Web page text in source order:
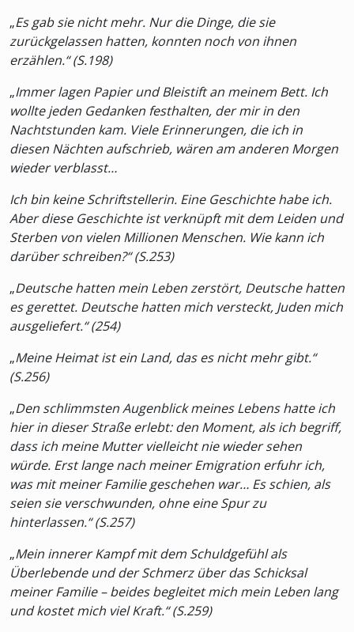
„Es gab sie nicht mehr. Nur die Dinge, die sie
zurückgelassen hatten, konnten noch von ihnen
erzählen.“ (S.198)
„Immer lagen Papier und Bleistift an meinem Bett. Ich
wollte jeden Gedanken festhalten, der mir in den
Nachtstunden kam. Viele Erinnerungen, die ich in
diesen Nächten aufschrieb, wären am anderen Morgen
wieder verblasst…
Ich bin keine Schriftstellerin. Eine Geschichte habe ich.
Aber diese Geschichte ist verknüpft mit dem Leiden und
Sterben von vielen Millionen Menschen. Wie kann ich
darüber schreiben?“ (S.253)
„Deutsche hatten mein Leben zerstört, Deutsche hatten
es gerettet. Deutsche hatten mich versteckt, Juden mich
ausgeliefert.“ (254)
„Meine Heimat ist ein Land, das es nicht mehr gibt.“
(S.256)
„Den schlimmsten Augenblick meines Lebens hatte ich
hier in dieser Straße erlebt: den Moment, als ich begriff,
dass ich meine Mutter vielleicht nie wieder sehen
würde. Erst lange nach meiner Emigration erfuhr ich,
was mit meiner Familie geschehen war… Es schien, als
seien sie verschwunden, ohne eine Spur zu
hinterlassen.“ (S.257)
„Mein innerer Kampf mit dem Schuldgefühl als
Überlebende und der Schmerz über das Schicksal
meiner Familie – beides begleitet mich mein Leben lang
und kostet mich viel Kraft.“ (S.259)